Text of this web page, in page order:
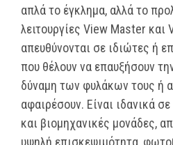
απλά το έγκλημα, αλλά το
λειτουργίες View Master
απευθύνονται σε ιδιώτες ή
που θέλουν να επαυξήσουν
δύναμη των φυλάκων τους ή
αφαιρέσουν. Είναι ιδανικά
και βιομηχανικές μονάδες,